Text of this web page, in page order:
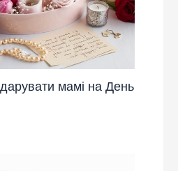
мамі на День